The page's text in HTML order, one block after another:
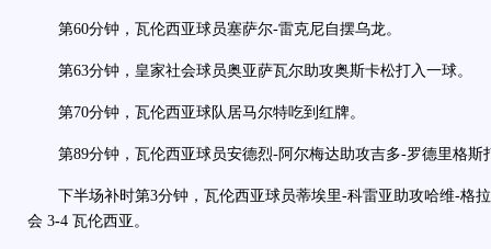
第60分钟，瓦伦西亚球员塞萨尔-雷克尼自摆乌龙。
第63分钟，皇家社会球员奥亚萨瓦尔助攻奥斯卡松打入一球。
第70分钟，瓦伦西亚球队居马尔特吃到红牌。
第89分钟，瓦伦西亚球员安德烈-阿尔梅达助攻吉多-罗德里格斯
下半场补时第3分钟，瓦伦西亚球员蒂埃里-科雷亚助攻哈维-格
会 3-4 瓦伦西亚。